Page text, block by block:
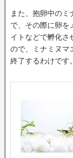
また、抱卵中の
で、その際に卵を
イトなどで孵化さ
ので、ミナミヌマ
終了するわけです。